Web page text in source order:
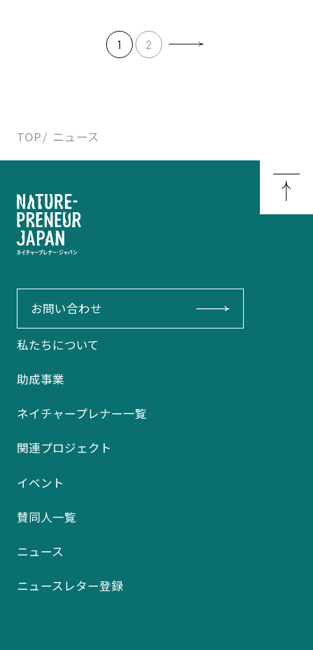
1 2
TOP ニュース
お問い合わせ
私たちについて
助成事業
ネイチャープレナー一覧
関連プロジェクト
イベント
賛同人一覧
ニュース
ニュースレター登録